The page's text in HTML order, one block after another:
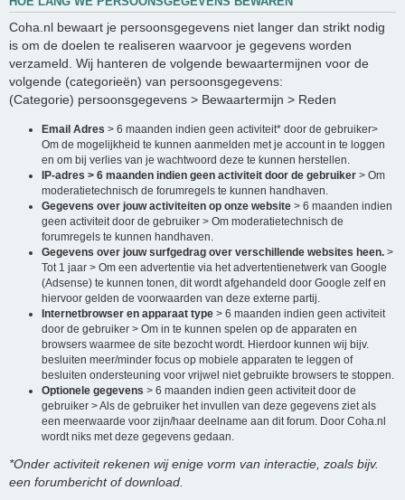
Coha.nl bewaart je persoonsgegevens niet langer dan strikt nodig
is om de doelen te realiseren waarvoor je gegevens worden
verzameld. Wij hanteren de volgende bewaartermijnen voor de
volgende (categorieën) van persoonsgegevens:
(Categorie) persoonsgegevens > Bewaartermijn > Reden
Email Adres > 6 maanden indien geen activiteit* door de gebruiker>
Om de mogelijkheid te kunnen aanmelden met je account in te loggen
en om bij verlies van je wachtwoord deze te kunnen herstellen.
IP-adres > 6 maanden indien geen activiteit door de gebruiker > Om
moderatietechnisch de forumregels te kunnen handhaven.
Gegevens over jouw activiteiten op onze website > 6 maanden indien
geen activiteit door de gebruiker > Om moderatietechnisch de
forumregels te kunnen handhaven.
Gegevens over jouw surfgedrag over verschillende websites heen. >
Tot 1 jaar > Om een advertentie via het advertentienetwerk van Google
(Adsense) te kunnen tonen, dit wordt afgehandeld door Google zelf en
hiervoor gelden de voorwaarden van deze externe partij.
Internetbrowser en apparaat type > 6 maanden indien geen activiteit
door de gebruiker > Om in te kunnen spelen op de apparaten en
browsers waarmee de site bezocht wordt. Hierdoor kunnen wij bijv.
besluiten meer/minder focus op mobiele apparaten te leggen of
besluiten ondersteuning voor vrijwel niet gebruikte browsers te stoppen.
Optionele gegevens > 6 maanden indien geen activiteit door de
gebruiker > Als de gebruiker het invullen van deze gegevens ziet als
een meerwaarde voor zijn/haar deelname aan dit forum. Door Coha.nl
wordt niks met deze gegevens gedaan.
*Onder activiteit rekenen wij enige vorm van interactie, zoals bijv.
een forumbericht of download.